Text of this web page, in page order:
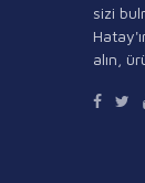
sizi
alın,